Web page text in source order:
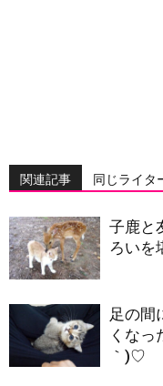
関連記事 同じライタ
子鹿と
ろいを
足の間
くなっ
｀)♡